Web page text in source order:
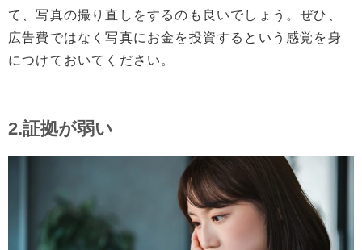
て、写真の撮り直しをするのも良いでしょう。ぜひ、
広告費ではなく写真にお金を投資するという感覚を身
につけておいてください。
2.証拠が弱い